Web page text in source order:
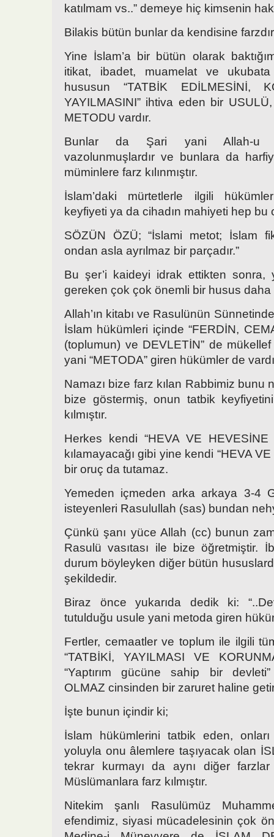
katılmam vs..” demeye hiç kimsenin
Bilakis bütün bunlar da kendisine
Yine İslam’a bir bütün olarak
itikat, ibadet, muamelat ve
hususun “TATBİK EDİLMESİNİ,
YAYILMASINI” ihtiva eden bir
METODU vardır.
Bunlar da Şari yani Allah-u
vazolunmuşlardır ve bunlara da
müminlere farz kılınmıştır.
İslam’daki mürtetlerle ilgili
keyfiyeti ya da cihadın mahiyeti hep bu
SÖZÜN ÖZÜ; “İslami metot; İslam
ondan asla ayrılmaz bir parçadır.”
Bu şer’i kaideyi idrak ettikten sonra,
gereken çok çok önemli bir husus daha
Allah’ın kitabı ve Rasulünün
İslam hükümleri içinde “FERDİN,
(toplumun) ve DEVLETİN” de mükellef
yani “METODA” giren hükümler de
Namazı bize farz kılan Rabbimiz bunu
bize göstermiş, onun tatbik
kılmıştır.
Herkes kendi “HEVA VE
kılamayacağı gibi yine kendi “HEVA
bir oruç da tutamaz.
Yemeden içmeden arka arkaya 3-4
isteyenleri Rasulullah (sas) bundan
Çünkü şanı yüce Allah (cc) bunun
Rasulü vasıtası ile bize öğretmiştir.
durum böyleyken diğer bütün
şekildedir.
Biraz önce yukarıda dedik ki:
tutulduğu usule yani metoda giren
Fertler, cemaatler ve toplum ile ilgili
“TATBİKİ, YAYILMASI VE
“Yaptırım gücüne sahip bir
OLMAZ cinsinden bir zaruret haline
İşte bunun içindir ki;
İslam hükümlerini tatbik eden,
yoluyla onu âlemlere taşıyacak olan
tekrar kurmayı da aynı diğer
Müslümanlara farz kılmıştır.
Nitekim şanlı Rasulümüz
efendimiz, siyasi mücadelesinin çok